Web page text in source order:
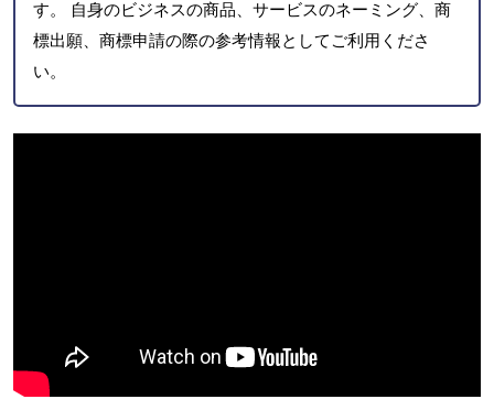
す。 自身のビジネスの商品、サービスのネーミング、商
標出願、商標申請の際の参考情報としてご利用くださ
い。